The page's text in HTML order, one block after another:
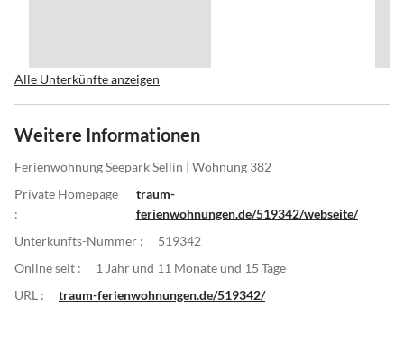
Alle Unterkünfte anzeigen
Weitere Informationen
Ferienwohnung Seepark Sellin | Wohnung 382
Private Homepage
:
traum-
ferienwohnungen.de/519342/webseite/
Unterkunfts-Nummer :
519342
Online seit :
1 Jahr und 11 Monate und 15 Tage
URL :
traum-ferienwohnungen.de/519342/